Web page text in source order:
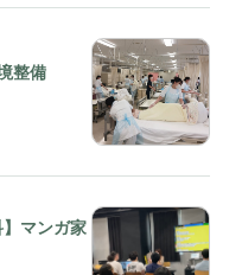
整備
】マンガ家